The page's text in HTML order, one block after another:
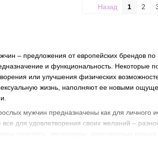
– предложения от европейских брендов
и функциональность. Некоторые
или улучшения физических
жизнь, наполняют ее новыми
мужчин предназначены как для личного
для удовлетворения своих желаний –
простаты, экстендеры, эрекционные
Назад 1 2